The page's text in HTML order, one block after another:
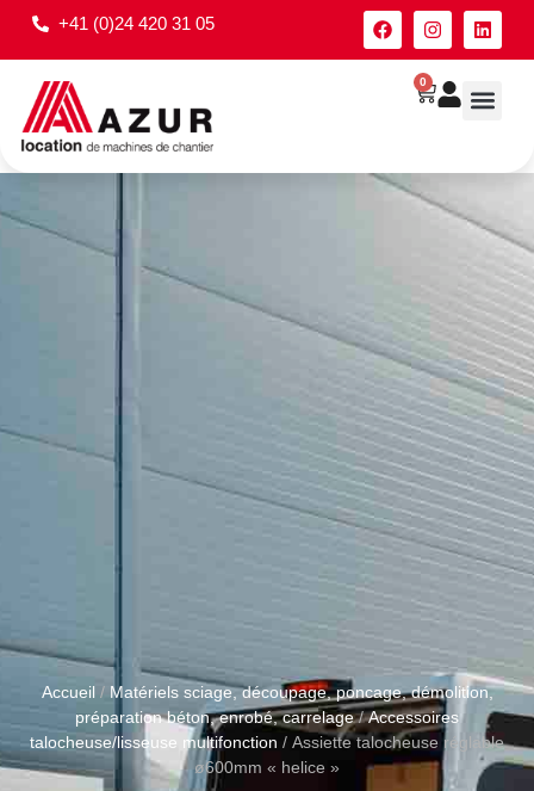
+41 (0)24 420 31 05
0
Accueil / Matériels sciage, découpage, poncage, démolition,
préparation béton, enrobé, carrelage/Accessoires
talocheuse/lisseuse multifonction / Assiette talocheuse réglable
ø600mm « helice »